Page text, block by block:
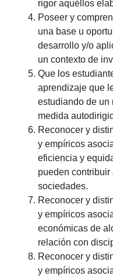
rigor aquéllos
Poseer y
una base u
desarrollo y/o
un contexto de
Que los
aprendizaje que
estudiando de un
medida
Reconocer y
y empíricos
eficiencia y
pueden
sociedades.
Reconocer y
y empíricos
económicas de
relación con
Reconocer y
y empíricos